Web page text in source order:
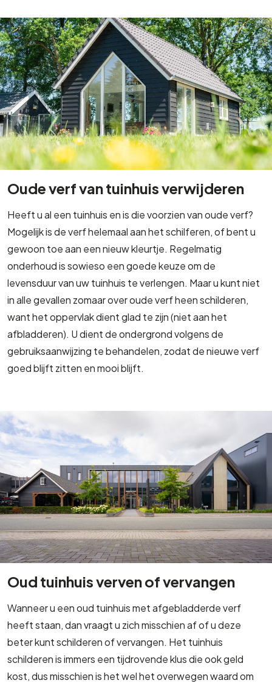
Oude verf van tuinhuis verwijderen
Heeft u al een tuinhuis en is die voorzien van oude verf?
Mogelijk is de verf helemaal aan het schilferen, of bent u
gewoon toe aan een nieuw kleurtje. Regelmatig
onderhoud is sowieso een goede keuze om de
levensduur van uw tuinhuis te verlengen. Maar u kunt niet
in alle gevallen zomaar over oude verf heen schilderen,
want het oppervlak dient glad te zijn (niet aan het
afbladderen). U dient de ondergrond volgens de
gebruiksaanwijzing te behandelen, zodat de nieuwe verf
goed blijft zitten en mooi blijft.
Oud tuinhuis verven of vervangen
Wanneer u een oud tuinhuis met afgebladderde verf
heeft staan, dan vraagt u zich misschien af of u deze
beter kunt schilderen of vervangen. Het tuinhuis
schilderen is immers een tijdrovende klus die ook geld
kost, dus misschien is het wel het overwegen waard om